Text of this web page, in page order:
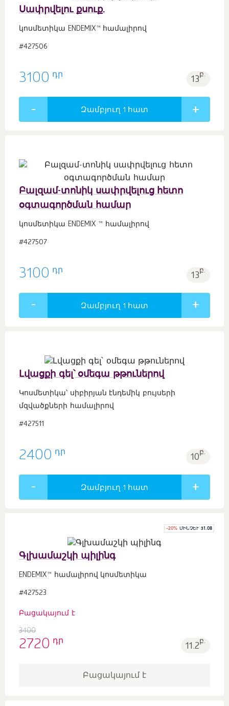
Սափրվելու քսուք.
կոսմետիկա ENDEMIX™ համալիրով
#427506
3100 դր 13բ.
Զամբյուղ 1 հատ
Բալզամ-տոնիկ սափրվելուց հետո
օգտագործման համար
կոսմետիկա ENDEMIX ™ համալիրով
#427507
3100 դր 13բ.
Զամբյուղ 1 հատ
Լվացքի գել՝ օմեգա թթուներով
Կոսմետիկա՝ սիբիրյան էնդեմիկ բույսերի
մզվածքների համալիրով
#427511
2400 դր 10բ.
Զամբյուղ 1 հատ
-20% ՄԻՆՉԵՒ 31.08
Գլխամաշկի պիլինգ
ENDEMIX™ համալիրով կոսմետիկա
#427523
Բացակայում է
3400
2720 դր 11.2բ.
Բացակայում է